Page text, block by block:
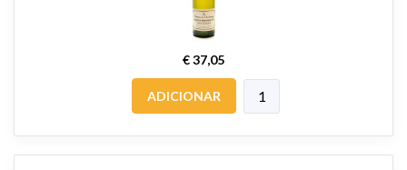
€ 37,05
ADICIONAR